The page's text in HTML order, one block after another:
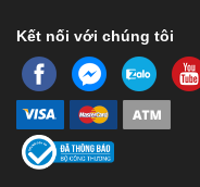
Kết nối với chúng tôi